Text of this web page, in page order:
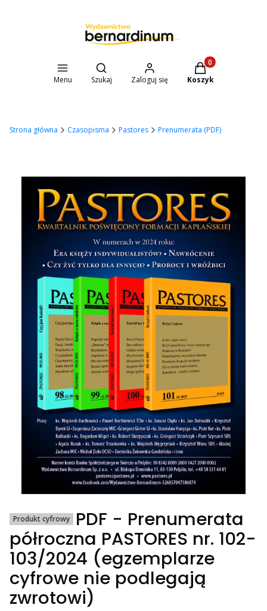
Menu
Otwórz wyszukiwarkę
Szukaj Zaloguj się
Produkty w
Koszyk
Strona główna Czasopisma Pastores Prenumerata (PDF)
Produkt cyfrowy
PDF - Prenumerata
półroczna PASTORES nr. 102-
103/2024 (egzemplarze
cyfrowe nie podlegają
zwrotowi)